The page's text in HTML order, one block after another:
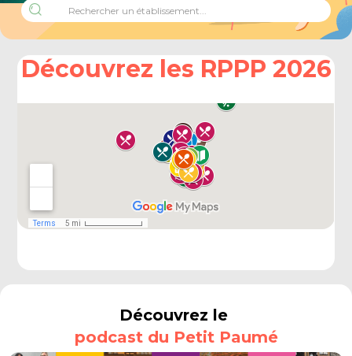
Découvrez les RPPP 2026
Découvrez le
podcast du Petit Paumé